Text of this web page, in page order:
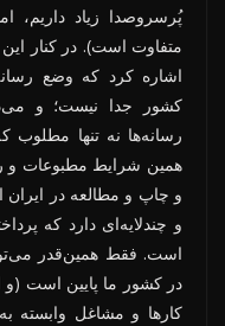
پُرسروصدا زیاد داریم،
متفاوت است). در کنار
اشاره کرد که وضع
کشور جدا نیست؛ و
رسانه‌ها نه تنها مطلوب
همین شرایط مطبوعات و
و چاپ و مطالعه در
و چندلایه‌ای دارد که
است. فقط همین‌قدر
در کشور ما پایین است (و
کارها و مشاغل وابسته